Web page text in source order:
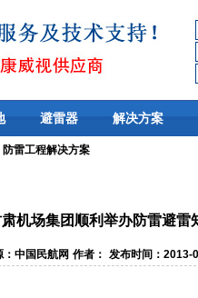
避雷器 解决方案
防雷工程解决方案
机场集团顺利举办防雷避雷
：中国民航网 作者： 发布时间：2013-